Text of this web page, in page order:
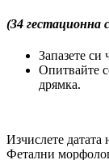
(34 гестационна
Запазете си
Опитвайте
дрямка.
Изчислете
Фетални